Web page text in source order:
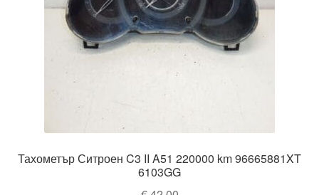
Тахометър Ситроен C3 II A51 220000 km 96665881XT
6103GG